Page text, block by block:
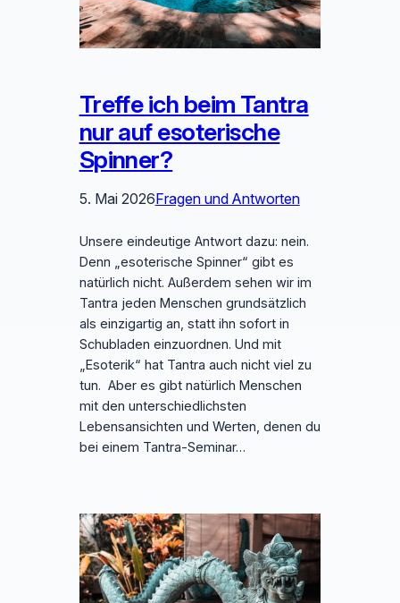
Treffe ich beim Tantra
nur auf esoterische
Spinner?
5. Mai 2026Fragen und Antworten
Unsere eindeutige Antwort dazu: nein.
Denn „esoterische Spinner“ gibt es
natürlich nicht. Außerdem sehen wir im
Tantra jeden Menschen grundsätzlich
als einzigartig an, statt ihn sofort in
Schubladen einzuordnen. Und mit
„Esoterik“ hat Tantra auch nicht viel zu
tun. Aber es gibt natürlich Menschen
mit den unterschiedlichsten
Lebensansichten und Werten, denen du
bei einem Tantra-Seminar…